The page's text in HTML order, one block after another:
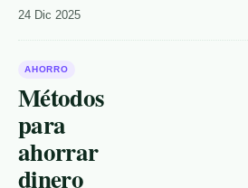
24 Dic 2025
AHORRO
Métodos
para
ahorrar
dinero